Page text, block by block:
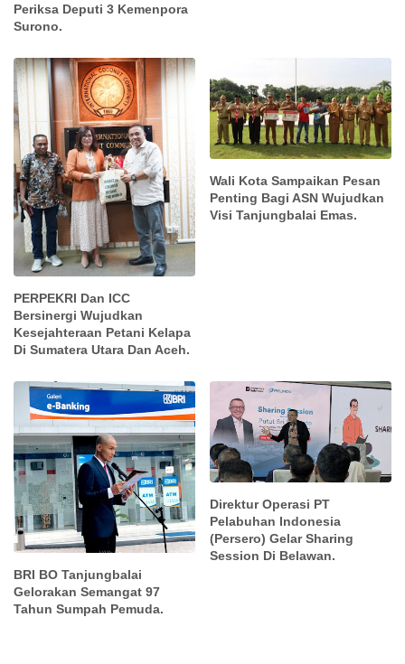
Periksa Deputi 3 Kemenpora
Surono.
PERPEKRI Dan ICC
Bersinergi Wujudkan
Kesejahteraan Petani Kelapa
Di Sumatera Utara Dan Aceh.
Wali Kota Sampaikan Pesan
Penting Bagi ASN Wujudkan
Visi Tanjungbalai Emas.
BRI BO Tanjungbalai
Gelorakan Semangat 97
Tahun Sumpah Pemuda.
Direktur Operasi PT
Pelabuhan Indonesia
(Persero) Gelar Sharing
Session Di Belawan.